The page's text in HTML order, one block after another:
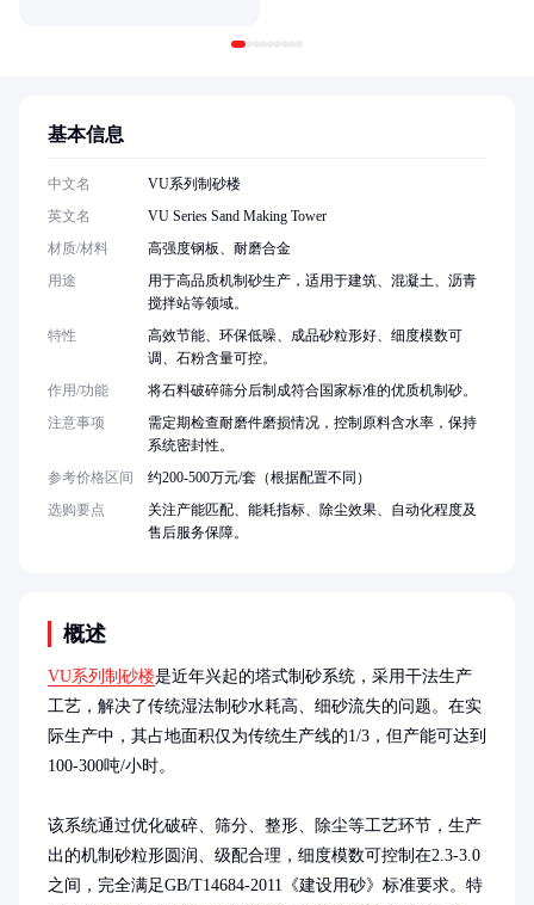
概述
VU系列制砂楼是近年兴起的塔式制砂系统，采用干法生产
工艺，解决了传统湿法制砂水耗高、细砂流失的问题。在实
际生产中，其占地面积仅为传统生产线的1/3，但产能可达到
100-300吨/小时。
该系统通过优化破碎、筛分、整形、除尘等工艺环节，生产
出的机制砂粒形圆润、级配合理，细度模数可控制在2.3-3.0
之间，完全满足GB/T14684-2011《建设用砂》标准要求。特
基本信息
中文名
VU系列制砂楼
英文名
VU Series Sand Making Tower
材质/材料
高强度钢板、耐磨合金
用途
用于高品质机制砂生产，适用于建筑、混凝土、沥青
搅拌站等领域。
特性
高效节能、环保低噪、成品砂粒形好、细度模数可
调、石粉含量可控。
作用/功能
将石料破碎筛分后制成符合国家标准的优质机制砂。
注意事项
需定期检查耐磨件磨损情况，控制原料含水率，保持
系统密封性。
参考价格区间
约200-500万元/套（根据配置不同）
选购要点
关注产能匹配、能耗指标、除尘效果、自动化程度及
售后服务保障。